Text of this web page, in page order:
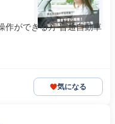
作ができる方 普通自動車
気になる